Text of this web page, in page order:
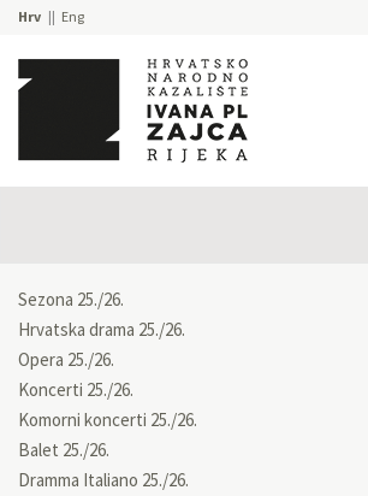
Hrv Eng
Sezona 25./26.
Hrvatska drama 25./26.
Opera 25./26.
Koncerti 25./26.
Komorni koncerti 25./26.
Balet 25./26.
Dramma Italiano 25./26.